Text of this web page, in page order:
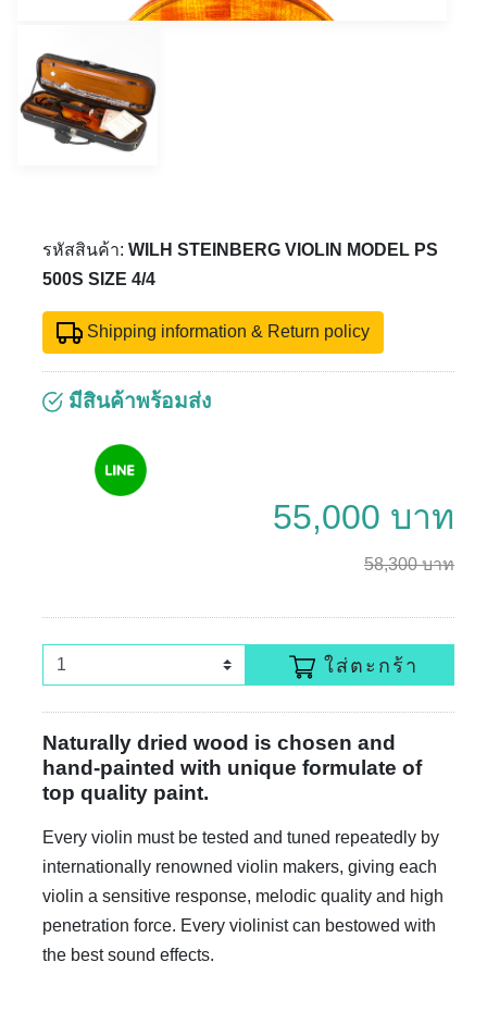
รหัสสินค้า: WILH STEINBERG VIOLIN MODEL PS
500S SIZE 4/4
Shipping information & Return policy
มีสินค้าพร้อมส่ง
55,000 บาท
58,300 บาท
ใส่ตะกร้า
Naturally dried wood is chosen and
hand-painted with unique formulate of
top quality paint.
Every violin must be tested and tuned repeatedly by
internationally renowned violin makers, giving each
violin a sensitive response, melodic quality and high
penetration force. Every violinist can bestowed with
the best sound effects.